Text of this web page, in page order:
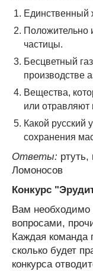
Единственный
Положительно
частицы.
Бесцветный
производстве
Вещества,
или отравляют
Какой русский
сохранения
Ответы:
Ломоносов
Конкурс
Вам необходимо
вопросами,
Каждая команда
сколько будет
конкурса